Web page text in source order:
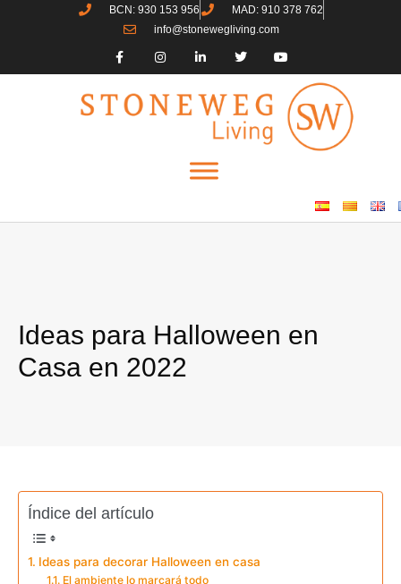
BCN: 930 153 956
MAD: 910 378 762
info@stonewegliving.com
Ideas para Halloween en
Casa en 2022
Índice del artículo
Ideas para decorar Halloween en casa
El ambiente lo marcará todo